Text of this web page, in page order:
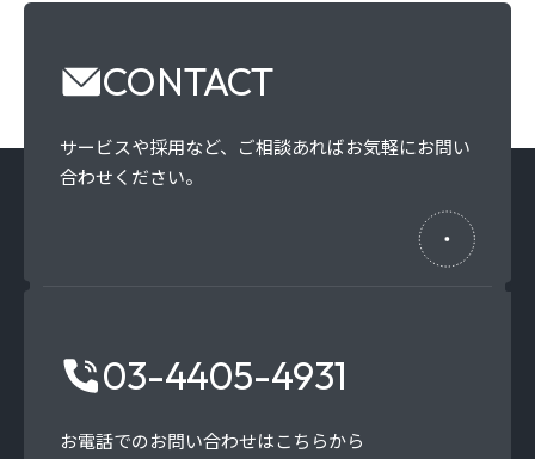
CONTACT
サービスや採用など、 ご相談あればお気軽にお問い
合わせください。
03-4405-4931
お電話でのお問い合わせはこちらから